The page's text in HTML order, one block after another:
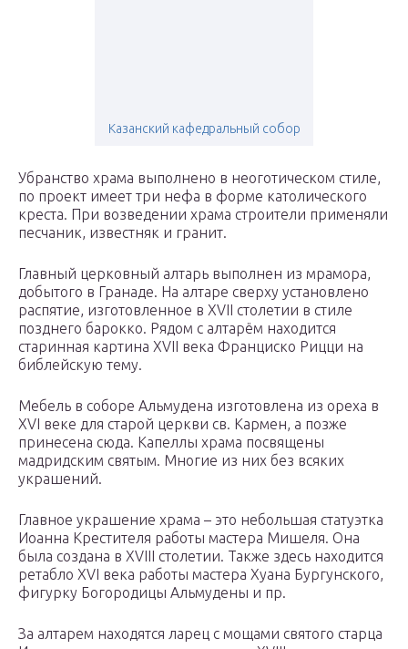
Казанский кафедральный собор
Убранство храма выполнено в неоготическом стиле,
по проект имеет три нефа в форме католического
креста. При возведении храма строители применяли
песчаник, известняк и гранит.
Главный церковный алтарь выполнен из мрамора,
добытого в Гранаде. На алтаре сверху установлено
распятие, изготовленное в XVII столетии в стиле
позднего барокко. Рядом с алтарём находится
старинная картина XVII века Франциско Рицци на
библейскую тему.
Мебель в соборе Альмудена изготовлена из ореха в
XVI веке для старой церкви св. Кармен, а позже
принесена сюда. Капеллы храма посвящены
мадридским святым. Многие из них без всяких
украшений.
Главное украшение храма – это небольшая статуэтка
Иоанна Крестителя работы мастера Мишеля. Она
была создана в XVIII столетии. Также здесь находится
ретабло XVI века работы мастера Хуана Бургунского,
фигурку Богородицы Альмудены и пр.
За алтарем находятся ларец с мощами святого старца